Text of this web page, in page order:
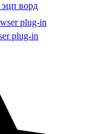
ворд
plug-in